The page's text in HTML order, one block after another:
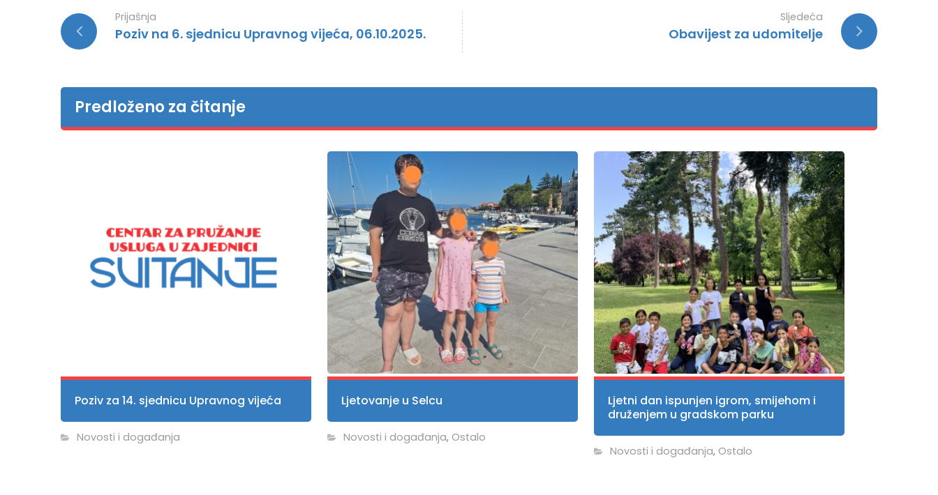
Prijašnja
Poziv na 6. sjednicu Upravnog vijeća, 06.10.2025.
Sljedeća
Obavijest za udomitelje
Predloženo za čitanje
Poziv za 14. sjednicu Upravnog vijeća
Novosti i događanja
Ljetovanje u Selcu
Novosti i događanja, Ostalo
Ljetni dan ispunjen igrom, smijehom i
druženjem u gradskom parku
Novosti i događanja, Ostalo